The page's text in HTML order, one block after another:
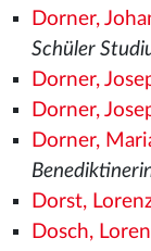
Dorner,
Schüler
Dorner,
Dorner,
Dorner,
Dorst,
Dosch,